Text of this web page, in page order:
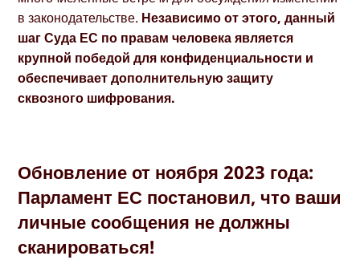
в законодательстве. Независимо от этого, данный
шаг Суда ЕС по правам человека является
крупной победой для конфиденциальности и
обеспечивает дополнительную защиту
сквозного шифрования.
Обновление от ноября 2023 года:
Парламент ЕС постановил, что ваши
личные сообщения не должны
сканироваться!